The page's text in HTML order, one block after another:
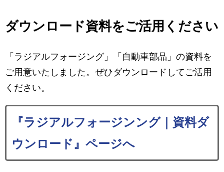
ダウンロード資料をご活用ください
「ラジアルフォージング」「自動車部品」の資料を
ご用意いたしました。ぜひダウンロードしてご活用
ください。
『ラジアルフォージンング｜資料ダ
ウンロード』ページへ